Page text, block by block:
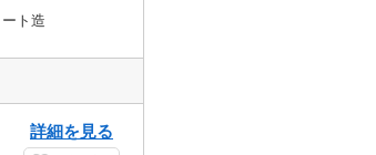
ト造
詳細を見る